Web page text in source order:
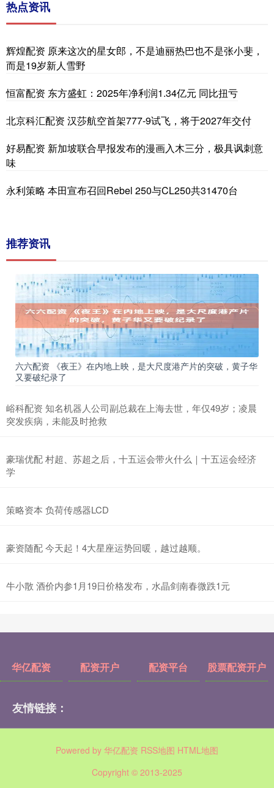
热点资讯
辉煌配资 原来这次的星女郎，不是迪丽热巴也不是张小斐，
而是19岁新人雪野
恒富配资 东方盛虹：2025年净利润1.34亿元 同比扭亏
北京科汇配资 汉莎航空首架777-9试飞，将于2027年交付
好易配资 新加坡联合早报发布的漫画入木三分，极具讽刺意
味
永利策略 本田宣布召回Rebel 250与CL250共31470台
推荐资讯
六六配资 《夜王》在内地上映，是大尺度港产片的突破，黄子华
又要破纪录了
峪科配资 知名机器人公司副总裁在上海去世，年仅49岁；凌晨
突发疾病，未能及时抢救
豪瑞优配 村超、苏超之后，十五运会带火什么｜十五运会经济
学
策略资本 负荷传感器LCD
豪资随配 今天起！4大星座运势回暖，越过越顺。
牛小散 酒价内参1月19日价格发布，水晶剑南春微跌1元
华亿配资 配资开户 配资平台 股票配资开户
友情链接：
Powered by 华亿配资 RSS地图 HTML地图
Copyright © 2013-2025